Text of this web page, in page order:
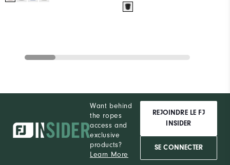
Want behind
the ropes
access and
exclusive
products?
Learn More
REJOINDRE LE FJ
INSIDER
SE CONNECTER